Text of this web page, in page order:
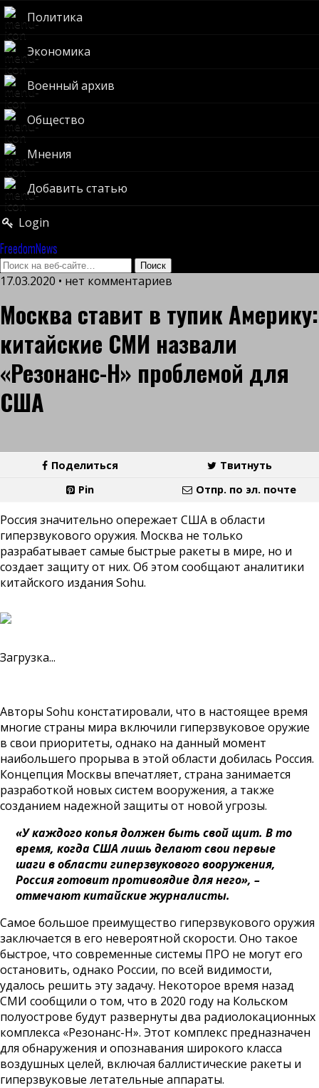
Политика
Экономика
Военный архив
Общество
Мнения
Добавить статью
Login
FreedomNews
17.03.2020 • нет комментариев
Москва ставит в тупик Америку:
китайские СМИ назвали
«Резонанс-Н» проблемой для
США
Поделиться
Твитнуть
Pin
Отпр. по эл. почте
Россия значительно опережает США в области
гиперзвукового оружия. Москва не только
разрабатывает самые быстрые ракеты в мире, но и
создает защиту от них. Об этом сообщают аналитики
китайского издания Sohu.
Загрузка...
Авторы Sohu констатировали, что в настоящее время
многие страны мира включили гиперзвуковое оружие
в свои приоритеты, однако на данный момент
наибольшего прорыва в этой области добилась Россия.
Концепция Москвы впечатляет, страна занимается
разработкой новых систем вооружения, а также
созданием надежной защиты от новой угрозы.
«У каждого копья должен быть свой щит. В то
время, когда США лишь делают свои первые
шаги в области гиперзвукового вооружения,
Россия готовит противоядие для него», –
отмечают китайские журналисты.
Самое большое преимущество гиперзвукового оружия
заключается в его невероятной скорости. Оно такое
быстрое, что современные системы ПРО не могут его
остановить, однако России, по всей видимости,
удалось решить эту задачу. Некоторое время назад
СМИ сообщили о том, что в 2020 году на Кольском
полуострове будут развернуты два радиолокационных
комплекса «Резонанс-Н». Этот комплекс предназначен
для обнаружения и опознавания широкого класса
воздушных целей, включая баллистические ракеты и
гиперзвуковые летательные аппараты.